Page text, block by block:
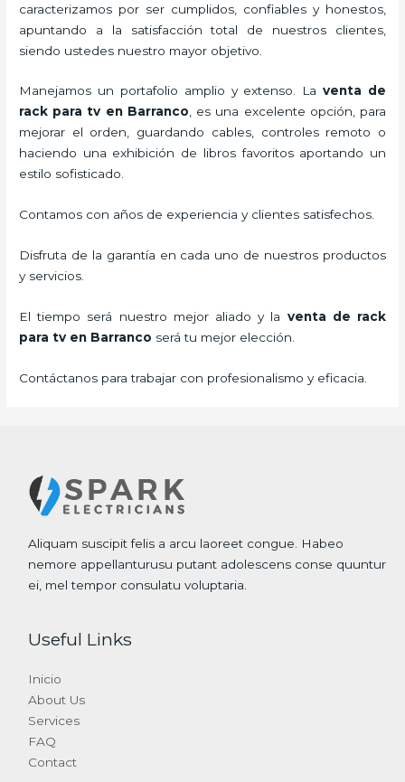
caracterizamos por ser cumplidos, confiables y honestos,
apuntando a la satisfacción total de nuestros clientes,
siendo ustedes nuestro mayor objetivo.
Manejamos un portafolio amplio y extenso. Laventa de
rack para tv en Barranco, es una excelente opción, para
mejorar el orden, guardando cables, controles remoto o
haciendo una exhibición de libros favoritos aportando un
estilo sofisticado.
Contamos con años de experiencia y clientes satisfechos.
Disfruta de la garantía en cada uno de nuestros productos
y servicios.
El tiempo será nuestro mejor aliado y la venta de rack
para tv en Barranco será tu mejor elección.
Contáctanos para trabajar con profesionalismo y eficacia.
Aliquam suscipit felis a arcu laoreet congue. Habeo
nemore appellanturusu putant adolescens conse quuntur
ei, mel tempor consulatu voluptaria.
Useful Links
Inicio
About Us
Services
FAQ
Contact